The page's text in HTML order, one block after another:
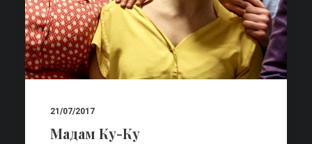
21/07/2017
Мадам Ку-Ку